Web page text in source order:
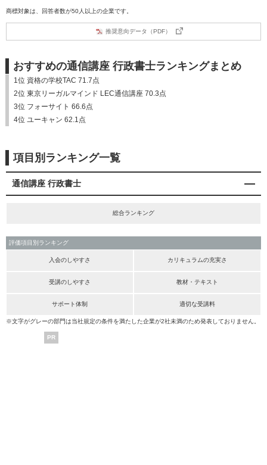
商標対象は、回答者数が50人以上の企業です。
推奨意向データ（PDF）
おすすめの通信講座 行政書士ランキングまとめ
1位 資格の学校TAC 71.7点
2位 東京リーガルマインド LEC通信講座 70.3点
3位 フォーサイト 66.6点
4位 ユーキャン 62.1点
項目別ランキング一覧
通信講座 行政書士
総合ランキング
評価項目別ランキング
入会のしやすさ カリキュラムの充実さ
受講のしやすさ 教材・テキスト
サポート体制 適切な受講料
※文字がグレーの部門は当社規定の条件を満たした企業が2社未満のため発表しておりません。
PR